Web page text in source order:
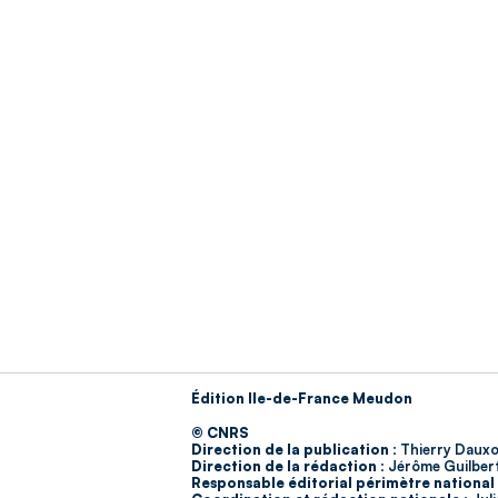
Édition Ile-de-France Meudon
© CNRS
Direction de la publication : Thierry
Direction de la rédaction : Jérôme
Responsable éditorial périmètre national